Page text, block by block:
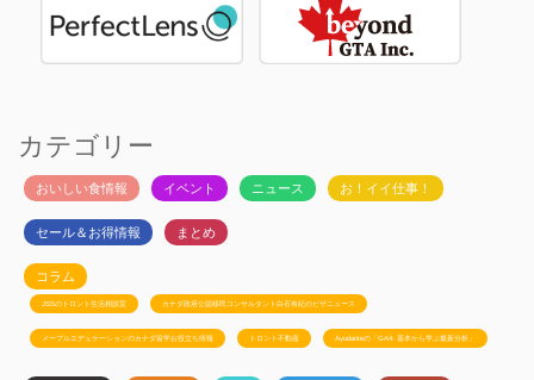
カテゴリー
おいしい食情報 イベント ニュース お！イイ仕事！
セール＆お得情報 まとめ
コラム
JSSのトロント生活相談室 カナダ政府公認移民コンサルタント白石有紀のビザニュース
メープルエデュケーションのカナダ留学お役立ち情報 トロント不動産 Ayudanteの「GA4: 基本から学ぶ最新分析」